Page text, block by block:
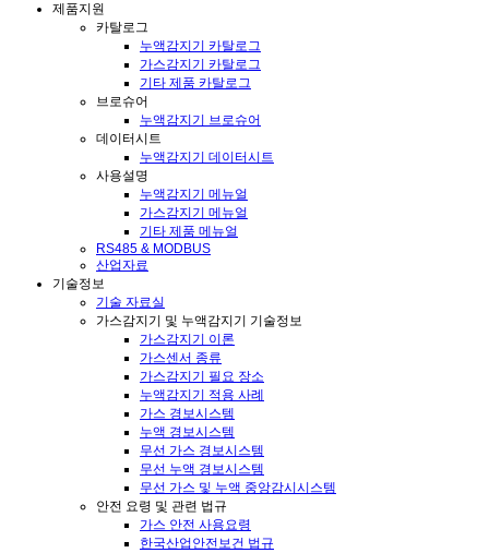
제품지원
카탈로그
누액감지기 카탈로그
가스감지기 카탈로그
기타 제품 카탈로그
브로슈어
누액감지기 브로슈어
데이터시트
누액감지기 데이터시트
사용설명
누액감지기 메뉴얼
가스감지기 메뉴얼
기타 제품 메뉴얼
RS485 & MODBUS
산업자료
기술정보
기술 자료실
가스감지기 및 누액감지기 기술정보
가스감지기 이론
가스센서 종류
가스감지기 필요 장소
누액감지기 적용 사례
가스 경보시스템
누액 경보시스템
무선 가스 경보시스템
무선 누액 경보시스템
무선 가스 및 누액 중앙감시시스템
안전 요령 및 관련 법규
가스 안전 사용요령
한국산업안전보건 법규